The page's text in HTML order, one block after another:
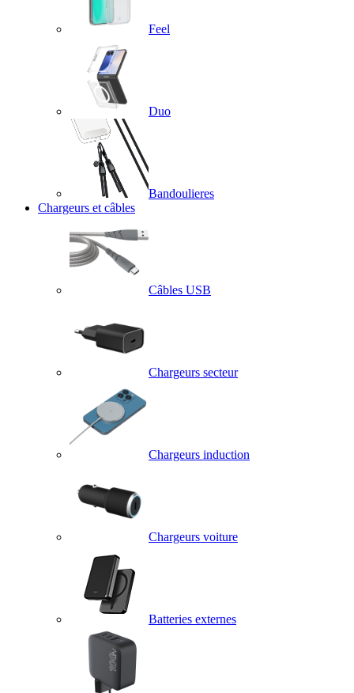
Feel
Duo
Bandoulieres
Chargeurs et câbles
Câbles USB
Chargeurs secteur
Chargeurs induction
Chargeurs voiture
Batteries externes